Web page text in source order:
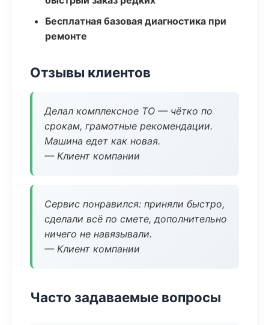
Бесплатная базовая диагностика при
ремонте
Отзывы клиентов
Делал комплексное ТО — чётко по
срокам, грамотные рекомендации.
Машина едет как новая.
— Клиент компании
Сервис понравился: приняли быстро,
сделали всё по смете, дополнительно
ничего не навязывали.
— Клиент компании
Часто задаваемые вопросы